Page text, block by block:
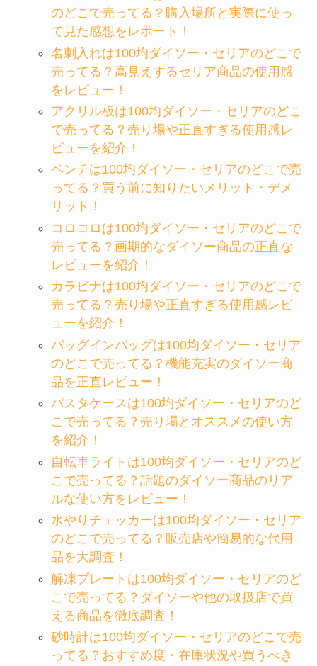
のどこで売ってる？購入場所と実際に使っ
て見た感想をレポート！
名刺入れは100均ダイソー・セリアのどこで
売ってる？高見えするセリア商品の使用感
をレビュー！
アクリル板は100均ダイソー・セリアのどこ
で売ってる？売り場や正直すぎる使用感レ
ビューを紹介！
ペンチは100均ダイソー・セリアのどこで売
ってる？買う前に知りたいメリット・デメ
リット！
コロコロは100均ダイソー・セリアのどこで
売ってる？画期的なダイソー商品の正直な
レビューを紹介！
カラビナは100均ダイソー・セリアのどこで
売ってる？売り場や正直すぎる使用感レビ
ューを紹介！
バッグインバッグは100均ダイソー・セリア
のどこで売ってる？機能充実のダイソー商
品を正直レビュー！
パスタケースは100均ダイソー・セリアのど
こで売ってる？売り場とオススメの使い方
を紹介！
自転車ライトは100均ダイソー・セリアのど
こで売ってる？話題のダイソー商品のリア
ルな使い方をレビュー！
水やりチェッカーは100均ダイソー・セリア
のどこで売ってる？販売店や簡易的な代用
品を大調査！
解凍プレートは100均ダイソー・セリアのど
こで売ってる？ダイソーや他の取扱店で買
える商品を徹底調査！
砂時計は100均ダイソー・セリアのどこで売
ってる？おすすめ度・在庫状況や買うべき